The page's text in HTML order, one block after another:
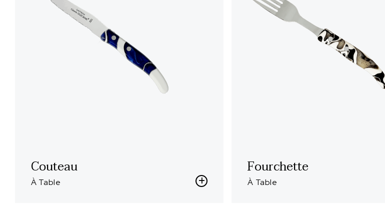
Couteau
À Table
Fourchette
À Table